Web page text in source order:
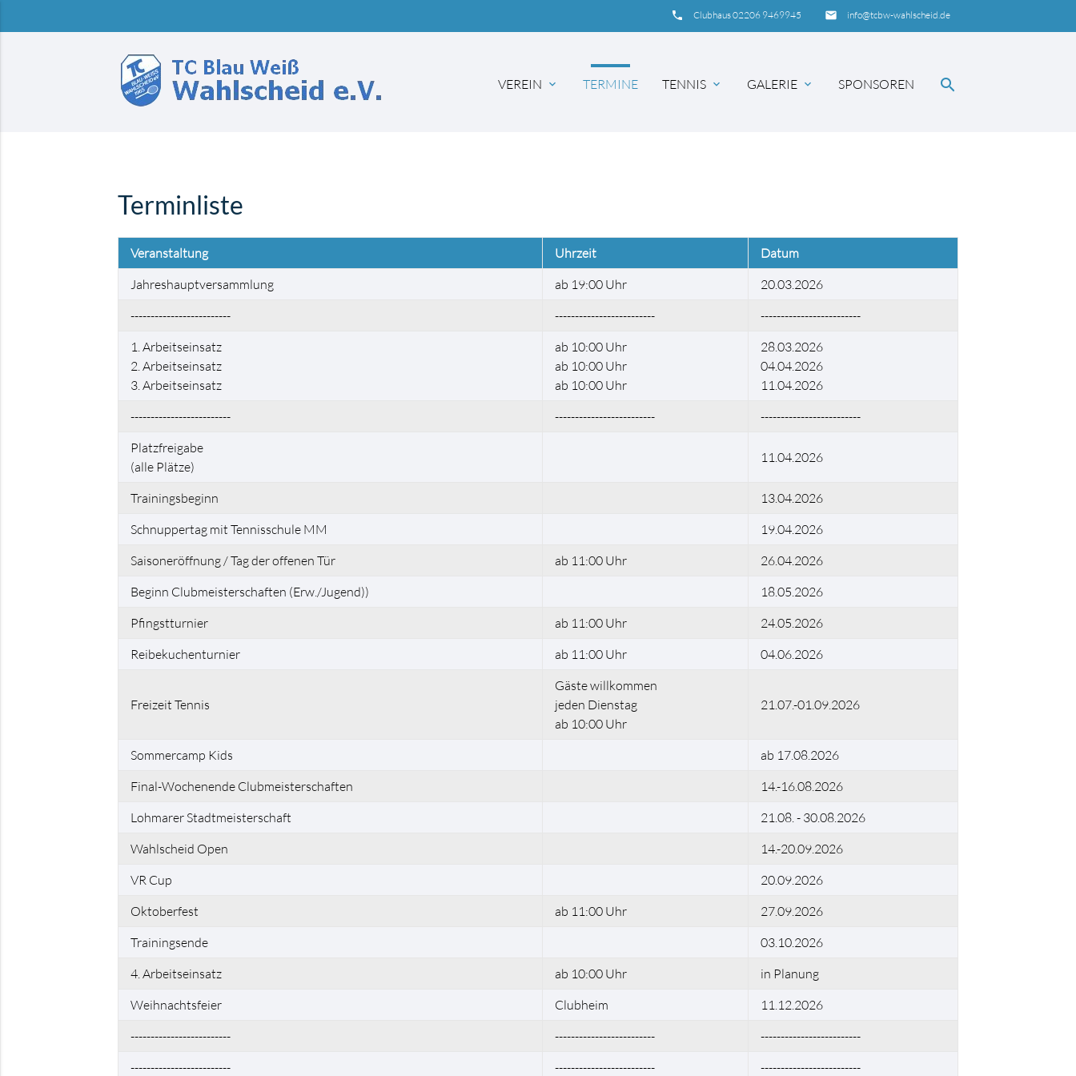
insert_email info@tcbw-wahlscheid.de
insert_phone Clubhaus 02206 9469945
VEREIN expand_more TERMINE TENNIS expand_more GALERIE expand_more SPONSOREN search
Terminliste
Veranstaltung Uhrzeit
Datum
Jahreshauptversammlung
ab 19:00 Uhr
20.03.2026
-------------------------
-------------------------
-------------------------
1. Arbeitseinsatz
2. Arbeitseinsatz
3. Arbeitseinsatz
ab 10:00 Uhr
ab 10:00 Uhr
ab 10:00 Uhr
28.03.2026
04.04.2026
11.04.2026
-------------------------
-------------------------
-------------------------
Platzfreigabe
(alle Plätze)
11.04.2026
Trainingsbeginn
13.04.2026
Schnuppertag mit Tennisschule MM
19.04.2026
Saisoneröffnung / Tag der offenen Tür
ab 11:00 Uhr
26.04.2026
Beginn Clubmeisterschaften (Erw./Jugend))
18.05.2026
Pfingstturnier
ab 11:00 Uhr
24.05.2026
Reibekuchenturnier
ab 11:00 Uhr 04.06.2026
Freizeit Tennis
Gäste willkommen
jeden Dienstag
ab 10:00 Uhr
21.07.-01.09.2026
Sommercamp Kids
ab 17.08.2026
Final-Wochenende Clubmeisterschaften
14.-16.08.2026
Lohmarer Stadtmeisterschaft
21.08. - 30.08.2026
Wahlscheid Open
14.-20.09.2026
VR Cup
20.09.2026
Oktoberfest
ab 11:00 Uhr
27.09.2026
Trainingsende
03.10.2026
4. Arbeitseinsatz
ab 10:00 Uhr
in Planung
Weihnachtsfeier
Clubheim
11.12.2026
-------------------------
-------------------------
-------------------------
-------------------------
------------------------- -------------------------